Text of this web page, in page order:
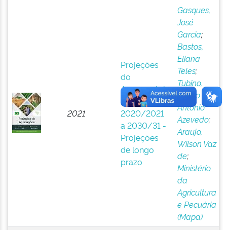
2021
Projeções
do
Agronegócio
: Brasil
2020/2021
a 2030/31 -
Projeções
de longo
prazo
Gasques,
José
Garcia;
Bastos,
Eliana
Teles;
Tubino,
Marco
Antonio
Azevedo;
Araujo,
Wilson Vaz
de;
Ministério
da
Agricultura
e Pecuária
(Mapa)